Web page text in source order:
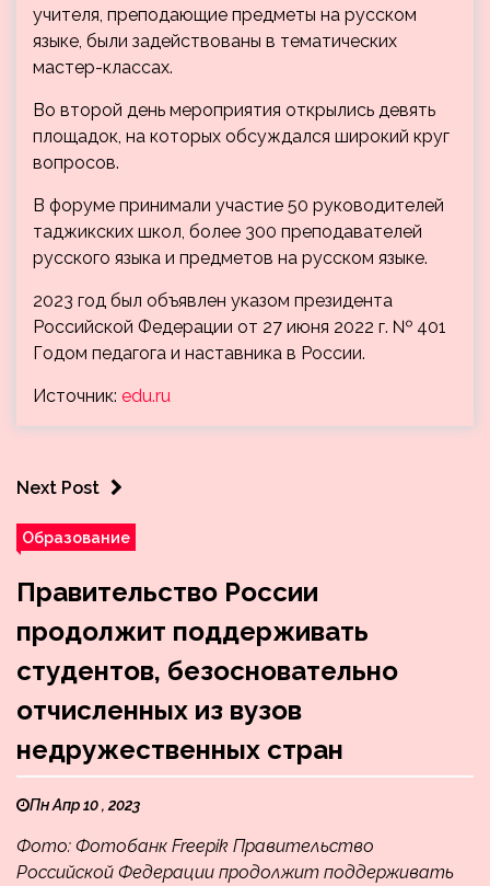
учителя, преподающие предметы на русском
языке, были задействованы в тематических
мастер-классах.
Во второй день мероприятия открылись девять
площадок, на которых обсуждался широкий круг
вопросов.
В форуме принимали участие 50 руководителей
таджикских школ, более 300 преподавателей
русского языка и предметов на русском языке.
2023 год был объявлен указом президента
Российской Федерации от 27 июня 2022 г. № 401
Годом педагога и наставника в России.
Источник: edu.ru
Next Post
Образование
Правительство России
продолжит поддерживать
студентов, безосновательно
отчисленных из вузов
недружественных стран
Пн Апр 10 , 2023
Фото: Фотобанк Freepik Правительство
Российской Федерации продолжит поддерживать